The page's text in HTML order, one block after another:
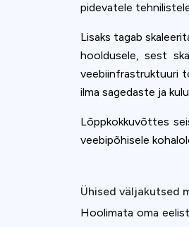
pidevatele
Lisaks tagab
hooldusele, sest
veebiinfrastruktuuri
ilma sagedaste ja
Lõppkokkuvõttes
veebipõhisele
Ühised väljakutsed
Hoolimata oma